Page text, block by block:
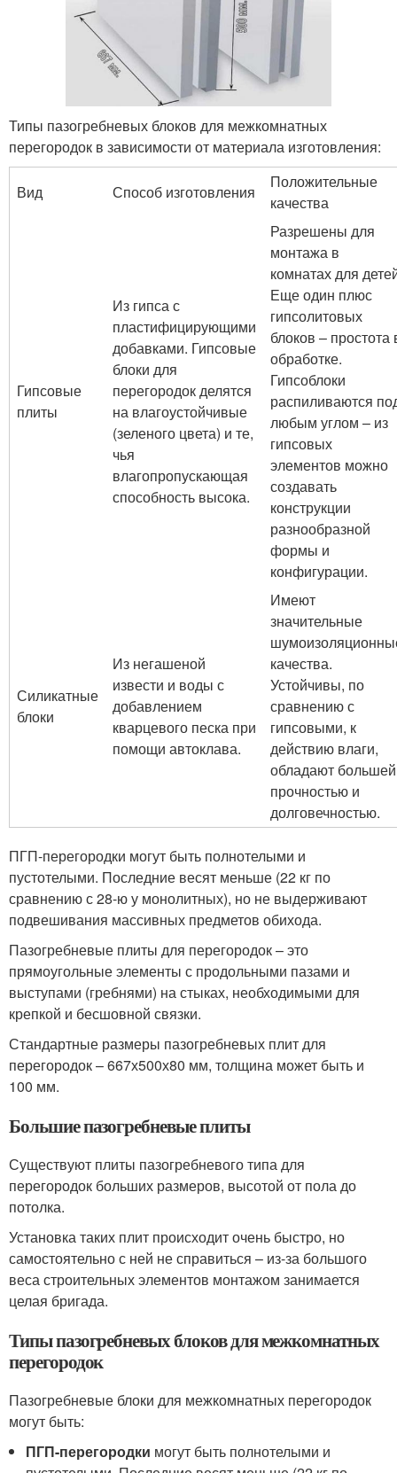
Типы пазогребневых блоков для межкомнатных
перегородок в зависимости от материала изготовления:
Вид Способ изготовления
Положительные
качества
Гипсовые
плиты
Из гипса с
пластифицирующими
добавками. Гипсовые
блоки для
перегородок делятся
на влагоустойчивые
(зеленого цвета) и те,
чья
влагопропускающая
способность высока.
Разрешены для
монтажа в
комнатах для
Еще один плюс
гипсолитовых
блоков – простота
обработке.
Гипсоблоки
распиливаются
любым углом – из
гипсовых
элементов можно
создавать
конструкции
разнообразной
формы и
конфигурации.
Силикатные
блоки
Из негашеной
извести и воды с
добавлением
кварцевого песка при
помощи автоклава.
Имеют
значительные
качества.
Устойчивы, по
сравнению с
гипсовыми, к
действию влаги,
обладают большей
прочностью и
долговечностью.
ПГП-перегородки могут быть полнотелыми и
пустотелыми. Последние весят меньше (22 кг по
сравнению с 28-ю у монолитных), но не выдерживают
подвешивания массивных предметов обихода.
Пазогребневые плиты для перегородок – это
прямоугольные элементы с продольными пазами и
выступами (гребнями) на стыках, необходимыми для
крепкой и бесшовной связки.
Стандартные размеры пазогребневых плит для
перегородок – 667х500х80 мм, толщина может быть и
100 мм.
Большие пазогребневые плиты
Существуют плиты пазогребневого типа для
перегородок больших размеров, высотой от пола до
потолка.
Установка таких плит происходит очень быстро, но
самостоятельно с ней не справиться – из-за большого
веса строительных элементов монтажом занимается
целая бригада.
Типы пазогребневых блоков для межкомнатных
перегородок
Пазогребневые блоки для межкомнатных перегородок
могут быть:
ПГП-перегородки могут быть полнотелыми и